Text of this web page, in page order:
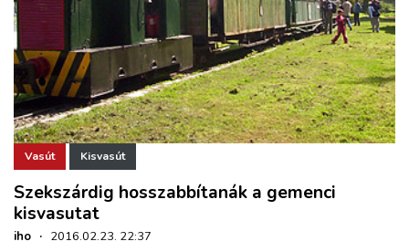
Vasút Kisvasút
Szekszárdig hosszabbítanák a gemenci
kisvasutat
iho · 2016.02.23. 22:37